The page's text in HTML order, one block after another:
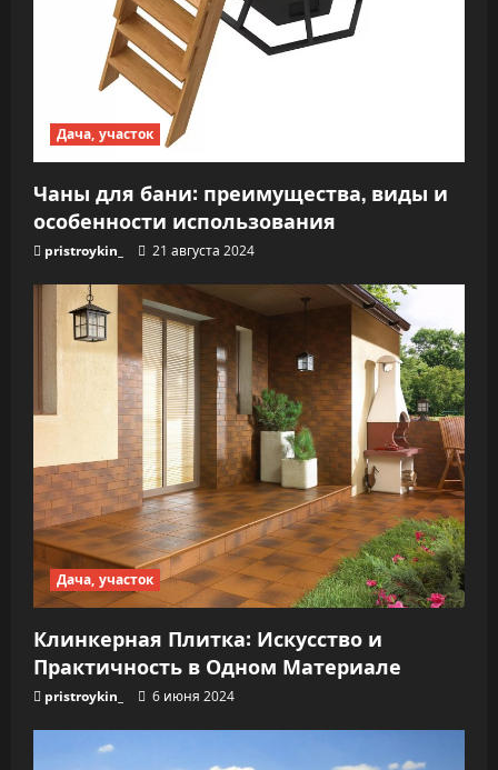
Дача, участок
Чаны для бани: преимущества, виды и
особенности использования
pristroykin_ 21 августа 2024
Дача, участок
Клинкерная Плитка: Искусство и
Практичность в Одном Материале
pristroykin_ 6 июня 2024